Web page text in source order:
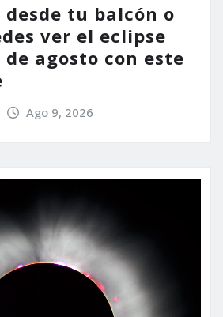
desde tu balcón o
ver el eclipse
agosto con este
Ago 9, 2026